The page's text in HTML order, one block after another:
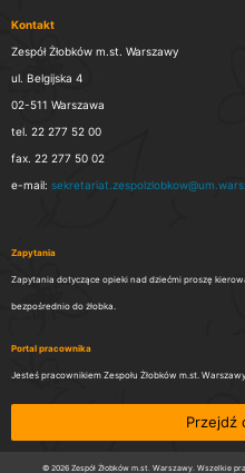
Kontakt
Zespół Żłobków m.st. Warszawy
ul. Belgijska 4
02-511 Warszawa
tel. 22 277 52 00
fax. 22 277 50 02
e-mail:
Zapytania
Zapytania dotyczące opieki nad dziećmi proszę
bezpośrednio do żłobka.
Portal pracownika
Jesteś pracownikiem Zespołu Żłobków m.st.
Przejdź
© 2026 Zespół Żłobków m.st. Warszawy. Wszelkie